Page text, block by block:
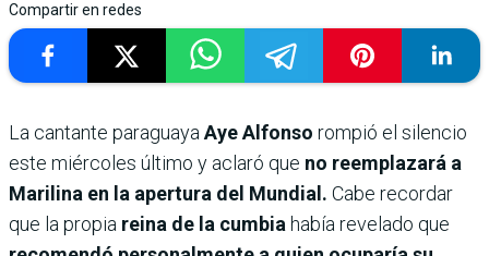
Compartir en redes
La cantante paraguaya Aye Alfonso rompió el silencio
este miércoles último y aclaró que no reemplazará a
Marilina en la apertura del Mundial. Cabe recordar
que la propia reina de la cumbia había revelado que